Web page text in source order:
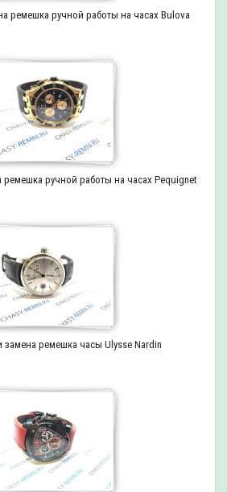
ремешка ручной работы на часах Bulova
ремешка ручной работы на часах Pequignet
замена ремешка часы Ulysse Nardin